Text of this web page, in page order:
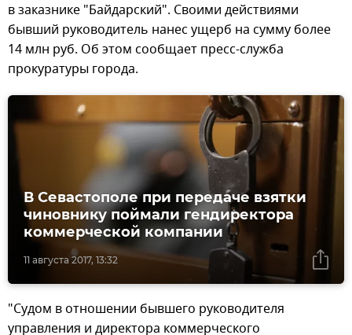
в заказнике "Байдарский". Своими действиями
бывший руководитель нанес ущерб на сумму более
14 млн руб. Об этом сообщает пресс-служба
прокуратуры города.
11 августа 2017, 13:32
В Севастополе при передаче взятки
чиновнику поймали гендиректора
коммерческой компании
"Судом в отношении бывшего руководителя
управления и директора коммерческого